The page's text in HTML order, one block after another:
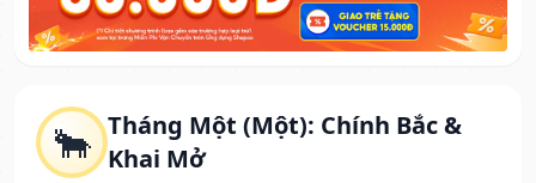
🐂 Tháng Một (Một): Chính Bắc &
Khai Mở